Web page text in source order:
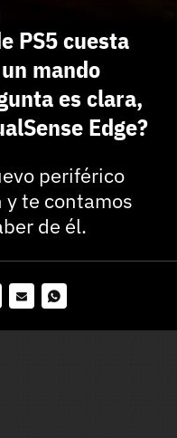
PS5 cuesta
mando
es clara,
Edge?
periférico
te contamos
de él.
gratis
ya no está
seguir usando tu cuenta
con Facebook
espacios, tildes
politica de privacidad y
Google
cuenta?